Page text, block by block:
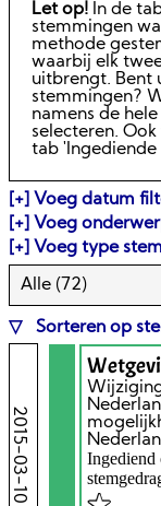
Let op! In de
stemmingen
methode
waarbij elk
uitbrengt. Bent
stemmingen?
namens de
selecteren.
tab 'Ingediende
Voeg datum
Voeg
Voeg type
Alle (72)
Sorteren op
2015-03-10
Ingediend